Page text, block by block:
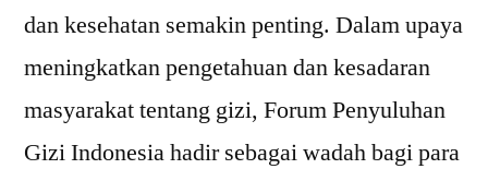
dan kesehatan semakin penting. Dalam upaya
meningkatkan pengetahuan dan kesadaran
masyarakat tentang gizi, Forum Penyuluhan
Gizi Indonesia hadir sebagai wadah bagi para